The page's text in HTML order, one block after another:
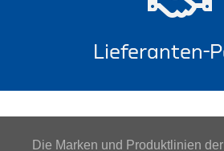
Lieferanten-
Die Marken und Produktlinien